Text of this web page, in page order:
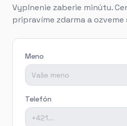
Vyplnenie zaberie minútu.
pripravíme zdarma a ozveme
Meno
Telefón